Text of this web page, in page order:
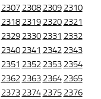
2307 2308 2309 2310
2318 2319 2320 2321
2329 2330 2331 2332
2340 2341 2342 2343
2351 2352 2353 2354
2362 2363 2364 2365
2373 2374 2375 2376